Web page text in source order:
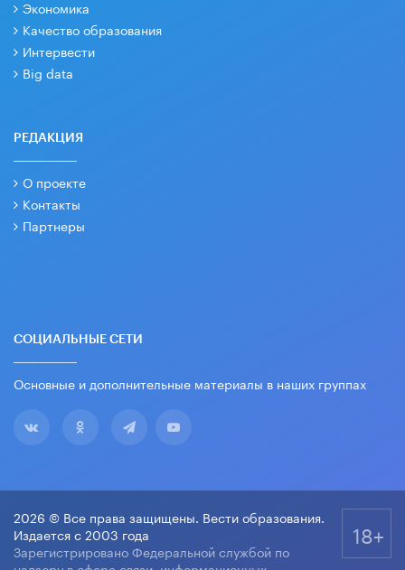
Экономика
Качество образования
Интервести
Big data
РЕДАКЦИЯ
О проекте
Контакты
Партнеры
СОЦИАЛЬНЫЕ СЕТИ
Основные и дополнительные материалы в наших группах
2026 © Все права защищены. Вести образования.
Издается с 2003 года
Зарегистрировано Федеральной службой по
18+